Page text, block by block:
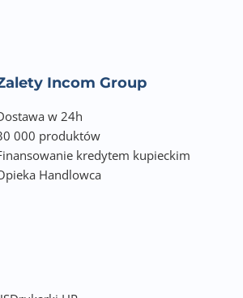
Incom Group
w 24h
000 produktów
kredytem kupieckim
Handlowca